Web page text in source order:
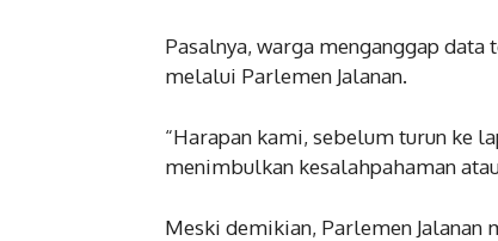
Pasalnya, warga menganggap
melalui Parlemen Jalanan.
“Harapan kami, sebelum turun ke
menimbulkan kesalahpahaman
Meski demikian, Parlemen